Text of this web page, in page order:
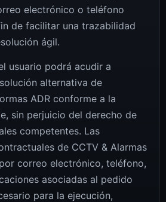
electrónico o teléfono
de facilitar una trazabilidad
ágil.
usuario podrá acudir a
alternativa de
ADR conforme a la
sin perjuicio del derecho de
competentes. Las
de CCTV & Alarmas
correo electrónico, teléfono,
asociadas al pedido
para la ejecución,